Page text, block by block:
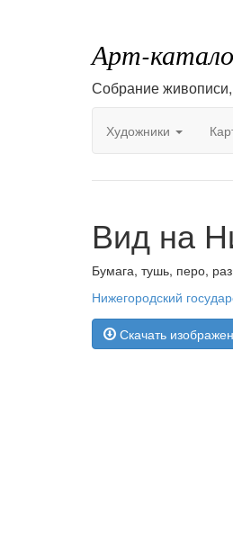
Арт-
Собрание
Художники
Вид на
Бумага, тушь, перо,
Нижегородский
Скачать